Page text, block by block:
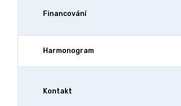
Financování
Harmonogram
Kontakt